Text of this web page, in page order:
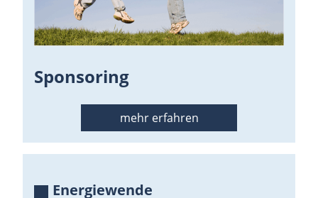
Sponsoring
mehr erfahren
Energiewende